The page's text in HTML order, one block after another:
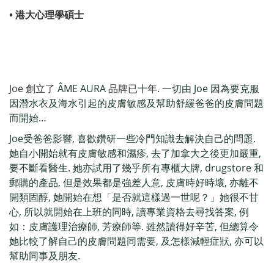
•港大心理學碩士
Joe 創立了 ÂME AURA品牌已十年. 一切由 Joe 因為要克服
因潛水衣及海水引起的皮膚敏感及幫助舒緩爸爸的皮膚問題
而開始…
Joe受爸爸影響, 喜歡鑽研一些冷門知識去解決自己的問題.
她自小開始就有皮膚敏感和濕疹, 去了加拿大之後更加嚴重,
要不斷看醫生. 她亦試用了幾乎所有專櫃大牌, drugstore 和
郵購的產品, 但是效果都是強差人意, 皮膚時好時壞, 亦離不
開類固醇, 她開始在想「是否就這樣過一世呢？」她很不甘
心, 所以就開始在上班的同時, 讀專業資格去尋找答案, 例
如：皮膚護理治療師, 芳療師等. 雖然讀得好辛苦, 但總算令
她比較了解自己的皮膚問題同需要, 及怎樣減輕症狀, 亦可以
幫助同事及朋友.